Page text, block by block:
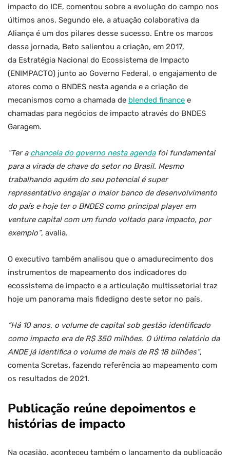
impacto do ICE, comentou sobre a evolução do campo nos
últimos anos. Segundo ele, a atuação colaborativa da
Aliança é um dos pilares desse sucesso. Entre os marcos
dessa jornada, Beto salientou a criação, em 2017,
da Estratégia Nacional do Ecossistema de Impacto
(ENIMPACTO) junto ao Governo Federal, o engajamento de
atores como o BNDES nesta agenda e a criação de
mecanismos como a chamada de blended finance e
chamadas para negócios de impacto através do BNDES
Garagem.
“Ter a chancela do governo nesta agendafoi fundamental
para a virada de chave do setor no Brasil. Mesmo
trabalhando aquém do seu potencial é super
representativo engajar o maior banco de desenvolvimento
do país e hoje ter o BNDES como principal player em
venture capital com um fundo voltado para impacto, por
exemplo”, avalia.
O executivo também analisou que o amadurecimento dos
instrumentos de mapeamento dos indicadores do
ecossistema de impacto e a articulação multissetorial traz
hoje um panorama mais fidedigno deste setor no país.
“Há 10 anos, o volume de capital sob gestão identificado
como impacto era de R$ 350 milhões. O último relatório da
ANDE já identifica o volume de mais de R$ 18 bilhões”,
comenta Scretas, fazendo referência ao mapeamento com
os resultados de 2021.
Publicação reúne depoimentos e
histórias de impacto
Na ocasião, aconteceu também o lançamento da publicação